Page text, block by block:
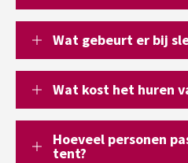
Wat gebeurt er bij
Wat kost het huren
Hoeveel personen
tent?